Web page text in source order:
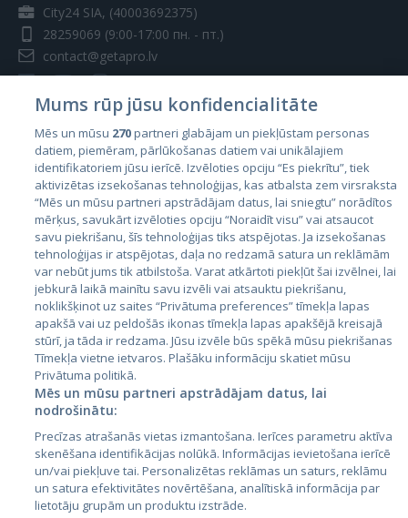
City24 SIA, (40003692375)
28259069 (9:00-17:00 пн. - пт.)
contact@getapro.lv
Страны
Эстония
Латвия
Литва
City24.lv
City24.ee
GetaPro.lv
GetaPro.ee
Skelbiu.lt
Kainos.lt
Paslaugos.lt
auto24.ee
KV.ee
Mums rūp jūsu konfidencialitāte
Mēs un mūsu 270partneri glabājam un piekļūstam personas
datiem, piemēram, pārlūkošanas datiem vai unikālajiem
identifikatoriem jūsu ierīcē. Izvēloties opciju “Es piekrītu”, tiek
aktivizētas izsekošanas tehnoloģijas, kas atbalsta zem virsraksta
“Mēs un mūsu partneri apstrādājam datus, lai sniegtu” norādītos
mērķus, savukārt izvēloties opciju “Noraidīt visu” vai atsaucot
savu piekrišanu, šīs tehnoloģijas tiks atspējotas. Ja izsekošanas
tehnoloģijas ir atspējotas, daļa no redzamā satura un reklāmām
var nebūt jums tik atbilstoša. Varat atkārtoti piekļūt šai izvēlnei, lai
jebkurā laikā mainītu savu izvēli vai atsauktu piekrišanu,
noklikšķinot uz saites “Privātuma preferences” tīmekļa lapas
apakšā vai uz peldošās ikonas tīmekļa lapas apakšējā kreisajā
stūrī, ja tāda ir redzama. Jūsu izvēle būs spēkā mūsu piekrišanas
Tīmekļa vietne ietvaros. Plašāku informāciju skatiet mūsu
Privātuma politikā.
Mēs un mūsu partneri apstrādājam datus, lai
nodrošinātu:
Precīzas atrašanās vietas izmantošana. Ierīces parametru aktīva
skenēšana identifikācijas nolūkā. Informācijas ievietošana ierīcē
un/vai piekļuve tai. Personalizētas reklāmas un saturs, reklāmu
un satura efektivitātes novērtēšana, analītiskā informācija par
lietotāju grupām un produktu izstrāde.